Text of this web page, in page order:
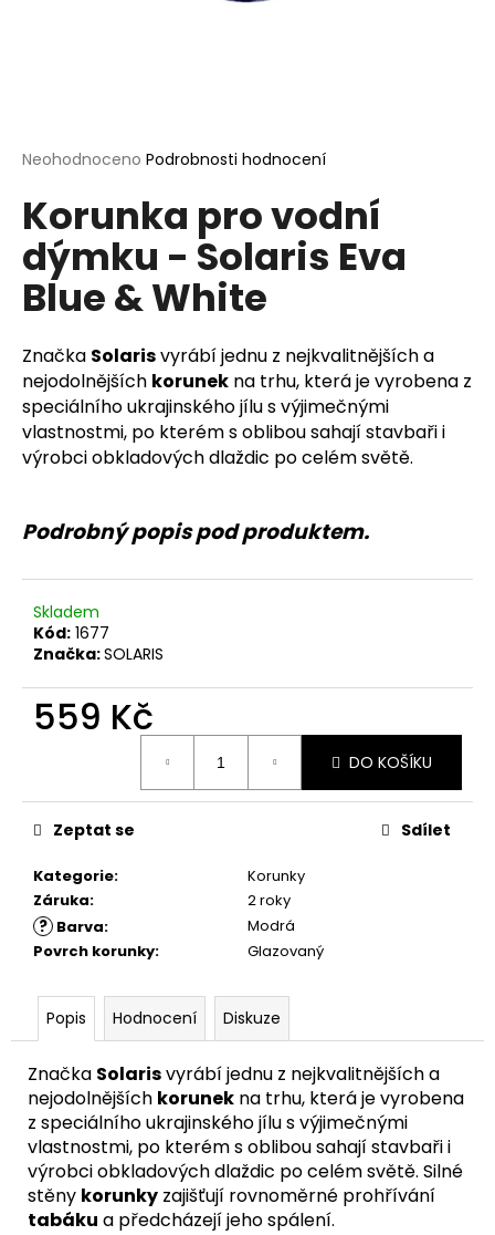
Průměrné
produktu
je
0,0
z
5
hvězdiček.
Neohodnoceno Podrobnosti hodnocení
Korunka pro vodní
dýmku - Solaris Eva
Blue & White
Značka Solarisvyrábí jednu z nejkvalitnějších a
nejodolnějších korunek na trhu, která je vyrobena z
speciálního ukrajinského jílu s výjimečnými
vlastnostmi, po kterém s oblibou sahají stavbaři i
výrobci obkladových dlaždic po celém světě.
Podrobný popis pod produktem.
Skladem
Kód: 1677
Značka:SOLARIS
559 Kč
DO KOŠÍKU
Kategorie:
Korunky
Záruka: 2 roky
? Barva:
Modrá
Povrch korunky: Glazovaný
Zeptat se Sdílet
Popis Hodnocení Diskuze
Značka Solarisvyrábí jednu z nejkvalitnějších a
nejodolnějších korunek na trhu, která je vyrobena
z speciálního ukrajinského jílu s výjimečnými
vlastnostmi, po kterém s oblibou sahají stavbaři i
výrobci obkladových dlaždic po celém světě. Silné
stěny korunky zajišťují rovnoměrné prohřívání
tabáku a předcházejí jeho spálení.
HLEDAT
D
o
p
o
r
u
u
j
e
e